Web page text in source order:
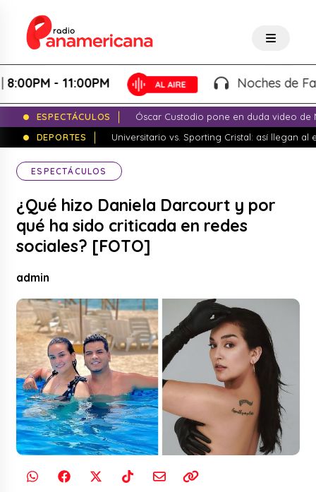
11:00PM Noches de Fantasía -
ESPECTÁCULOS
Óscar Custodio pone en duda video de
DEPORTES
Universitario vs. Sporting Cristal: así llegan al
ESPECTÁCULOS
¿Qué hizo Daniela Darcourt y por
qué ha sido criticada en redes
sociales? [FOTO]
admin